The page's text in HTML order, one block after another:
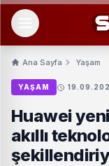
Ana Sayfa Yaşam
YAŞAM
Huawei
akıllı